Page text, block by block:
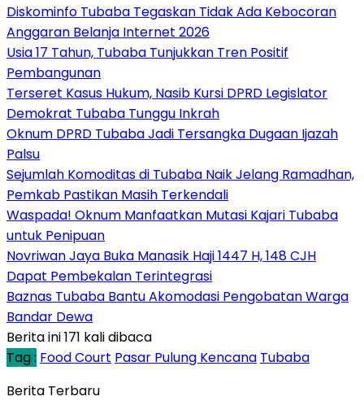
Diskominfo Tubaba Tegaskan Tidak Ada Kebocoran
Anggaran Belanja Internet 2026
Usia 17 Tahun, Tubaba Tunjukkan Tren Positif
Pembangunan
Terseret Kasus Hukum, Nasib Kursi DPRD Legislator
Demokrat Tubaba Tunggu Inkrah
Oknum DPRD Tubaba Jadi Tersangka Dugaan Ijazah
Palsu
Sejumlah Komoditas di Tubaba Naik Jelang Ramadhan,
Pemkab Pastikan Masih Terkendali
Waspada! Oknum Manfaatkan Mutasi Kajari Tubaba
untuk Penipuan
Novriwan Jaya Buka Manasik Haji 1447 H, 148 CJH
Dapat Pembekalan Terintegrasi
Baznas Tubaba Bantu Akomodasi Pengobatan Warga
Bandar Dewa
Berita ini 171 kali dibaca
Tag : Food Court Pasar Pulung Kencana Tubaba
Berita Terbaru